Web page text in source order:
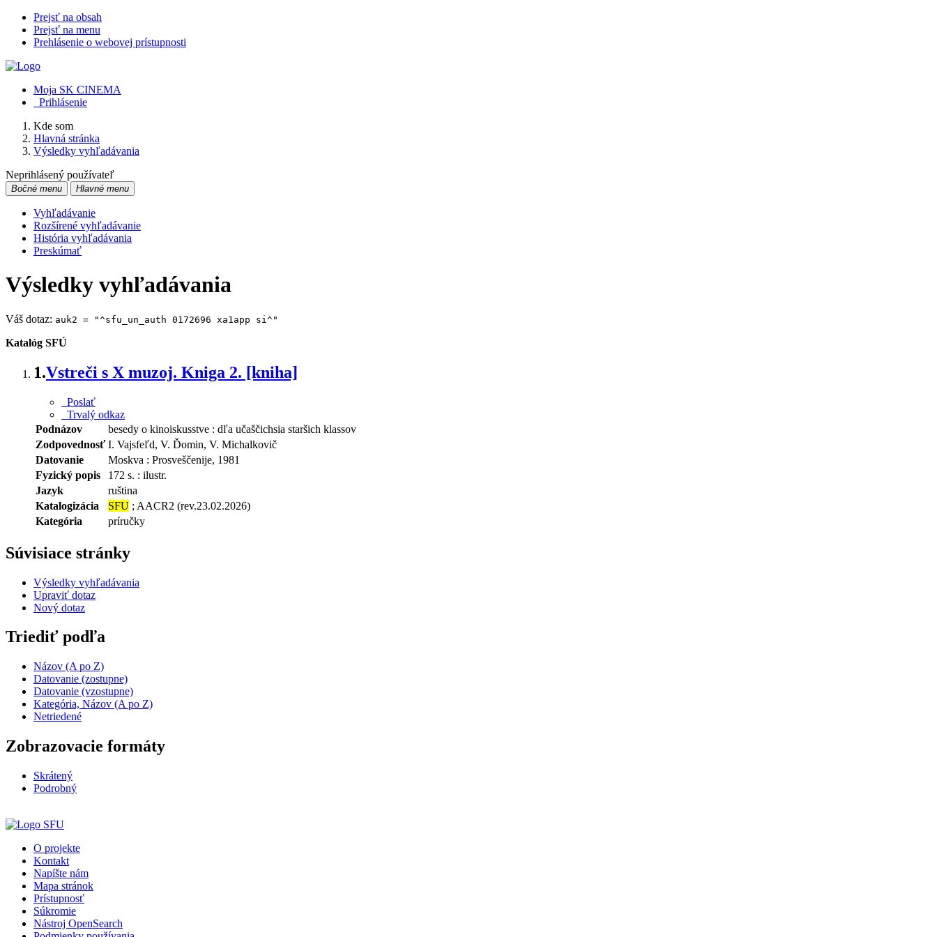
Prejsť na obsah
Prejsť na menu
Prehlásenie o webovej prístupnosti
Moja SK CINEMA
Prihlásenie
Kde som
Hlavná stránka
Výsledky vyhľadávania
Neprihlásený používateľ
Bočné menu Hlavné menu
Vyhľadávanie
Rozšírené vyhľadávanie
História vyhľadávania
Preskúmať
Výsledky vyhľadávania
Váš dotaz: auk2 = "^sfu_un_auth 0172696 xa1app si^"
Katalóg SFÚ
1.Vstreči s X muzoj. Kniga 2. [kniha]
Poslať
Trvalý odkaz
Podnázov
besedy o kinoiskusstve : dľa učaščichsia staršich klassov
Zodpovednosť I. Vajsfeľd, V. Ďomin, V. Michalkovič
Datovanie
Moskva : Prosveščenije, 1981
Fyzický popis
172 s. : ilustr.
Jazyk
ruština
Katalogizácia
SFU ; AACR2 (rev.23.02.2026)
Kategória
príručky
Súvisiace stránky
Výsledky vyhľadávania
Upraviť dotaz
Nový dotaz
Triediť podľa
Názov (A po Z)
Datovanie (zostupne)
Datovanie (vzostupne)
Kategória, Názov (A po Z)
Netriedené
Zobrazovacie formáty
Skrátený
Podrobný
O projekte
Kontakt
Napíšte nám
Mapa stránok
Prístupnosť
Súkromie
Nástroj OpenSearch